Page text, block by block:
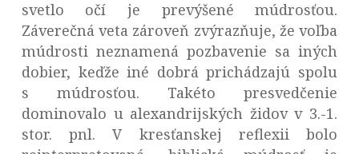
svetlo očí je prevýšené múdrosťou.
Záverečná veta zároveň zvýrazňuje, že voľba
múdrosti neznamená pozbavenie sa iných
dobier, keďže iné dobrá prichádzajú spolu
s múdrosťou. Takéto presvedčenie
dominovalo u alexandrijských židov v 3.-1.
stor. pnl. V kresťanskej reflexii bolo